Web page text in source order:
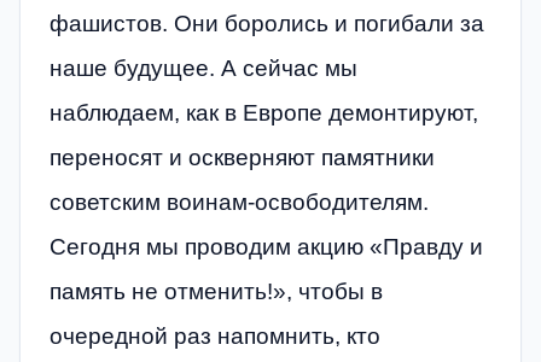
фашистов. Они боролись и погибали за
наше будущее. А сейчас мы
наблюдаем, как в Европе демонтируют,
переносят и оскверняют памятники
советским воинам-освободителям.
Сегодня мы проводим акцию «Правду и
память не отменить!», чтобы в
очередной раз напомнить, кто